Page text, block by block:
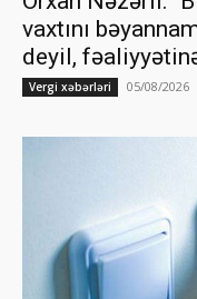
vaxtını
deyil,
Vergi xəbərləri 05/08/2026